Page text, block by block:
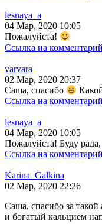
lesnaya_a
04 Мар, 2020 10:05
Пожалуйста!
Ссылка на комментарий
varvara
02 Мар, 2020 20:37
Саша, спасибо
Ссылка на комментарий
lesnaya_a
04 Мар, 2020 10:05
Пожалуйста! Буду
Ссылка на комментарий
Karina_Galkina
02 Мар, 2020 22:26
Саша, спасибо за
и богатый кальцием